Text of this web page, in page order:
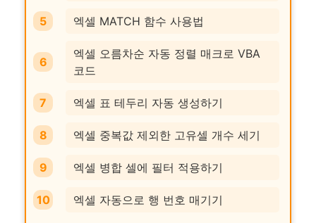
엑셀 MATCH 함수 사용법
엑셀 오름차순 자동 정렬 매크로 VBA
코드
엑셀 표 테두리 자동 생성하기
엑셀 중복값 제외한 고유셀 개수 세기
엑셀 병합 셀에 필터 적용하기
엑셀 자동으로 행 번호 매기기